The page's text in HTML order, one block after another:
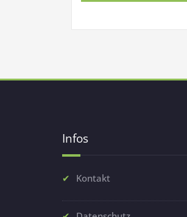
Infos
Kontakt